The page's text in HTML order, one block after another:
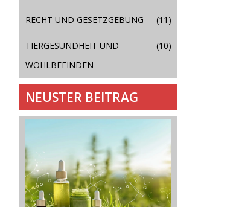
RECHT UND GESETZGEBUNG (11)
TIERGESUNDHEIT UND
WOHLBEFINDEN
(10)
NEUSTER BEITRAG